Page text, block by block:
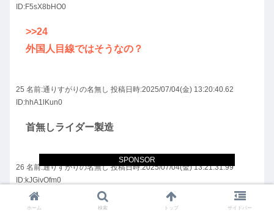
SPONSOR
ID:F5sX8bHO0
>>24
外国人目線ではそうなの？
25 名前:通りすがりの名無し 投稿日時:2025/07/04(金) 13:20:40.62
ID:hhA1lKun0
首無しライダー製造
26 名前:通りすがりの名無し投稿日時:2025/07/04(金) 13:21:31.99
ID:kJGivOfm0
ワイルド７のチャプタータイトルで
ホーム 検索 トップ サイドバー